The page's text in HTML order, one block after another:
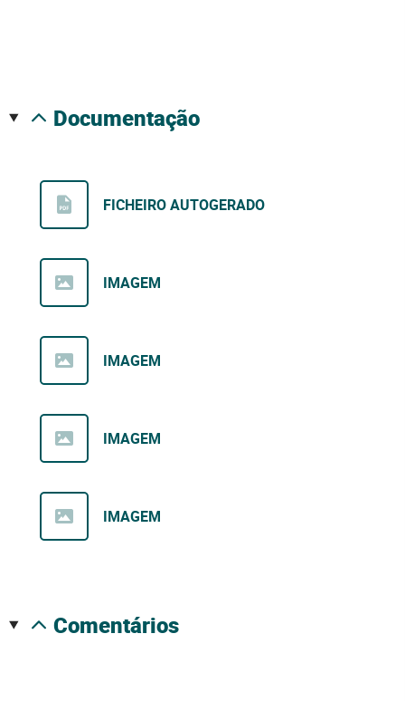
documentação
FICHEIRO AUTOGERADO
IMAGEM
IMAGEM
IMAGEM
IMAGEM
comentários